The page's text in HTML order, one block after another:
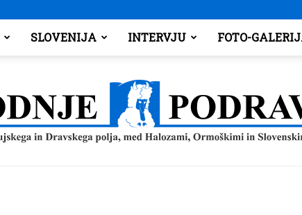
SLOVENIJA INTERVJU FOTO-